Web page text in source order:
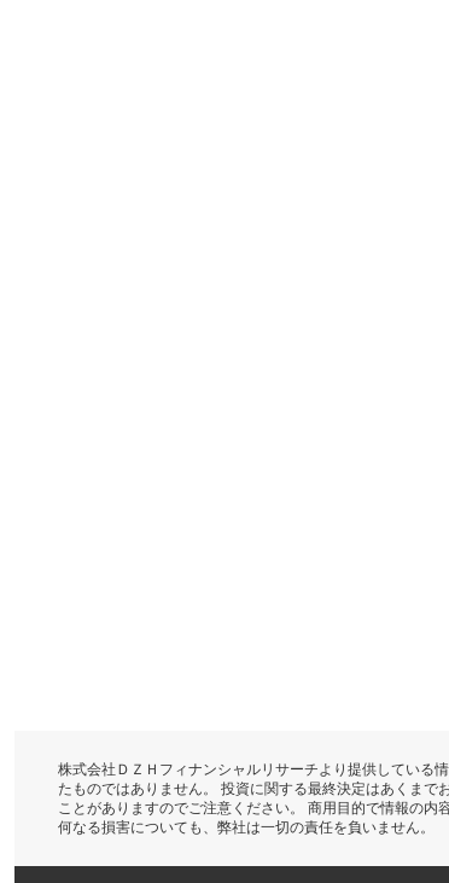
株式会社ＤＺＨフィナンシャルリサーチより提供している
たものではありません。 投資に関する最終決定はあくま
ことがありますのでご注意ください。 商用目的で情報の
何なる損害についても、弊社は一切の責任を負いません。